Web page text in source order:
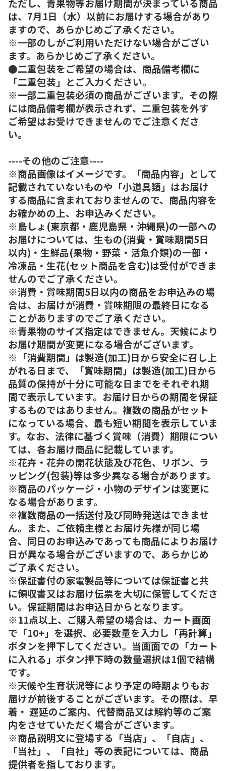
は、7月1日（水）以前にお届けする場合があり
ますので、あらかじめご了承ください。
※一部のしがご利用いただけない場合がござい
ます。あらかじめご了承ください。
●二重包装をご希望の場合は、商品備考欄に
「二重包装」とご入力ください。
※一部二重包装必須の商品がございます。その際
には商品備考欄が表示されず、二重包装を外す
ご希望はお受けできませんのでご注意くださ
い。
----その他のご注意----
※商品画像はイメージです。「商品内容」として
記載されていないものや「小道具類」はお届け
する商品に含まれておりませんので、商品内容を
お確かめの上、お申込みください。
※島しょ(東京都・鹿児島県・沖縄県)の一部への
お届けについては、生もの(消費・賞味期間5日
以内)・生鮮品(果物・野菜・活魚介類)の一部・
冷凍品・生花(セット商品を含む)は受付ができま
せんのでご了承ください。
※消費・賞味期間5日以内の商品をお申込みの場
合は、お届けが消費・賞味期限の最終日になる
ことがありますのでご了承ください。
※青果物のサイズ指定はできません。天候により
お届け期間が変更になる場合がございます。
※「消費期間」は製造(加工)日から安全に召し上
がれる日まで、「賞味期間」は製造(加工)日から
品質の保持が十分に可能な日までをそれぞれ期
間で表示しています。お届け日からの期間を保証
するものではありません。複数の商品がセット
になっている場合、最も短い期間を表示していま
す。なお、法律に基づく賞味（消費）期限につい
ては、各お届け商品に記載しています。
※花卉・花弁の開花状態及び花色、リボン、ラ
ッピング(包装)等は多少異なる場合があります。
※商品のパッケージ・小物のデザインは変更に
なる場合があります。
※複数商品の一括送付及び同時発送はできませ
ん。また、ご依頼主様とお届け先様が同じ場
合、同日のお申込みであっても商品によりお届け
日が異なる場合がございますので、あらかじめ
ご了承ください。
※保証書付の家電製品等については保証書と共
に領収書又はお届け伝票を大切に保管してくださ
い。保証期間はお申込日からとなります。
※11点以上、ご購入希望の場合は、カート画面
で「10+」を選択、必要数量を入力し「再計算」
ボタンを押下してください。当画面での「カート
に入れる」ボタン押下時の数量選択は1個で結構
です。
※天候や生育状況等により予定の時期よりもお
届けが前後することがございます。その際は、早
着・ 遅延のご案内、代替商品又は解約等のご案
内をさせていただく場合がございます。
※商品説明文に登場する「当店」、「自店」、
「当社」、「自社」等の表記については、商品
提供者を指しております。